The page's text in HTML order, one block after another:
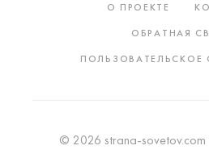
О ПРОЕКТЕ
ОБРАТНАЯ
ПОЛЬЗОВАТЕЛЬСКОЕ
© 2026 strana-sovetov.com